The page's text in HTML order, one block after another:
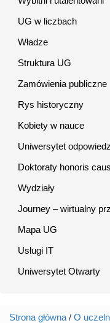
UG w liczbach
Władze
Struktura UG
Zamówienia publiczne
Rys historyczny
Kobiety w nauce
Uniwersytet
Doktoraty honoris
Wydziały
Journey – wirtualny
Mapa UG
Usługi IT
Uniwersytet Otwarty
Strona główna / O